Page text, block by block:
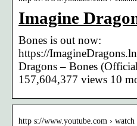
Imagine
Bones is out now:
https://
Dragons – Bones
157,604,377 views 10
http s://www.youtube.com › watch